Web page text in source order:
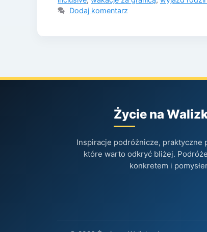
Dodaj komentarz
Życie na
Inspiracje podróżnicze, praktyczne
które warto odkryć bliżej.
konkretem i